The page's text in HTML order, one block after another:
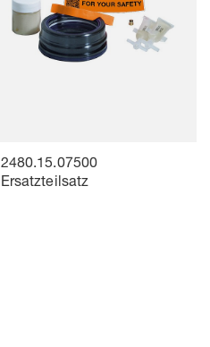
2480.15.07500
Ersatzteilsatz